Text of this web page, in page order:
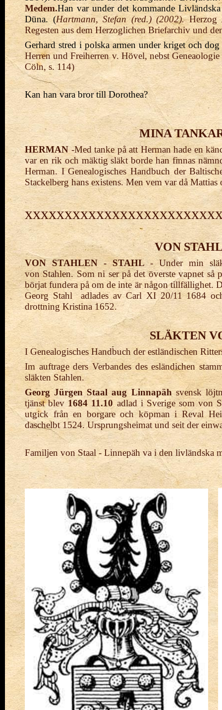
Medem.Han var under det kommande
Düna.(Hartmann, Stefan (red.) (2002).Herzog
Regesten aus dem Herzoglichen Briefarchiv und
Gerhard stred i polska armen under kriget och
Herren und Freiherren v. Hövel, nebst
Cöln, s. 114)
Kan han vara bror till Dorothea?
MINA
HERMAN-Medtanke på att Herman hade en
var en rik och mäktig släkt bordehan finnas
Herman. I Genealogisches Handbuch der
Stackelberg hans existens. Men vem var då
VON
VON STAHLEN - STAHL - Under min
vonStahlen. Som ni ser på det överste vapnet så
börjatfundera på om de inte är någon tillfällighet.
Georg Stahl adlades av Carl XI 20/11 1684
drottning Kristina 1652.
SLÄKTEN
I Genealogisches Handbuch der estländischen
Im auftrage ders Verbandes des esländichen
släkten Stahlen.
Georg Jürgen Staal aug Linnapähsvensk
tjänst blev 1684 11.10adlad i Sverige som von
utgick från en borgare och köpman i Reval
daschelbt 1524. Ursprungsheimat und seit der
Familjen von Staal - Linnepäh va i den livländska